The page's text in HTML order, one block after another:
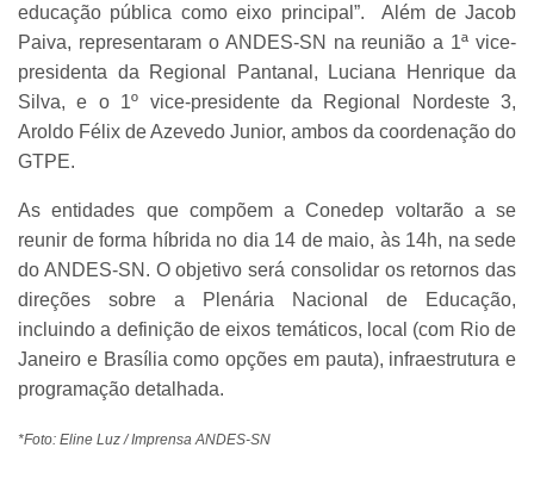
educação pública como eixo principal”. Além de Jacob
Paiva, representaram o ANDES-SN na reunião a 1ª vice-
presidenta da Regional Pantanal, Luciana Henrique da
Silva, e o 1º vice-presidente da Regional Nordeste 3,
Aroldo Félix de Azevedo Junior, ambos da coordenação do
GTPE.
As entidades que compõem a Conedep voltarão a se
reunir de forma híbrida no dia 14 de maio, às 14h, na sede
do ANDES-SN. O objetivo será consolidar os retornos das
direções sobre a Plenária Nacional de Educação,
incluindo a definição de eixos temáticos, local (com Rio de
Janeiro e Brasília como opções em pauta), infraestrutura e
programação detalhada.
*Foto: Eline Luz / Imprensa ANDES-SN